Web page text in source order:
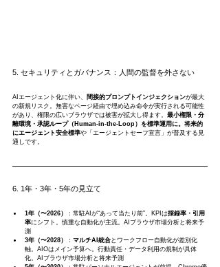
5. セキュリティとガバナンス：人間の監督を外さない
AIエージェント化に伴い、 間接的プロンプトインジェクションが最大
の新規リスク。無害なページ経由で埋め込み命令が実行される可能性
があり、権限の広いブラウザでは被害が拡大し得ます。 最小権限・分
離環境・承認ループ（Human-in-the-Loop）を標準運用に。将来的
にエージェント安全標準や「エージェントセーフ宣言」が普及する見
通しです。
6. 1年・3年・5年の見立て
1年（〜2026） ：常駐AIが“あって当たり前”。KPIは採録率・引用
率にシフト。慎重な自動化が主流。AIブラウザ市場分析と将来予
測
3年（〜2028）
： マルチAI統合とワークフロー自動化が差別化
軸。AIOはメイン予算へ。行動責任・データ利用の規制が具体
化。AIブラウザ市場分析と将来予測